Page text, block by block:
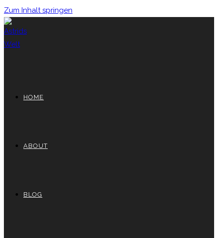
Zum Inhalt springen
HOME
ABOUT
BLOG